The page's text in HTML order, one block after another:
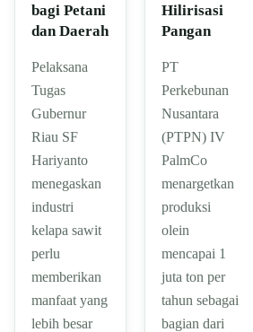
bagi Petani
dan Daerah
Pelaksana
Tugas
Gubernur
Riau SF
Hariyanto
menegaskan
industri
kelapa sawit
perlu
memberikan
manfaat yang
lebih besar
Hilirisasi
Pangan
PT
Perkebunan
Nusantara
(PTPN) IV
PalmCo
menargetkan
produksi
olein
mencapai 1
juta ton per
tahun sebagai
bagian dari